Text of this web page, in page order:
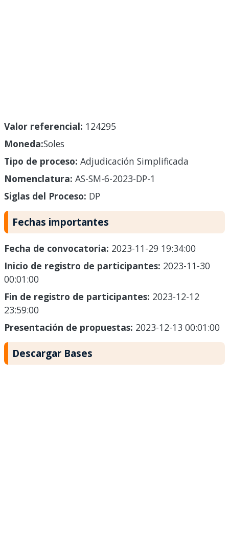
Valor referencial: 124295
Moneda:Soles
Tipo de proceso: Adjudicación Simplificada
Nomenclatura: AS-SM-6-2023-DP-1
Siglas del Proceso: DP
Fechas importantes
Fecha de convocatoria: 2023-11-29 19:34:00
Inicio de registro de participantes: 2023-11-30
00:01:00
Fin de registro de participantes: 2023-12-12
23:59:00
Presentación de propuestas: 2023-12-13 00:01:00
Descargar Bases